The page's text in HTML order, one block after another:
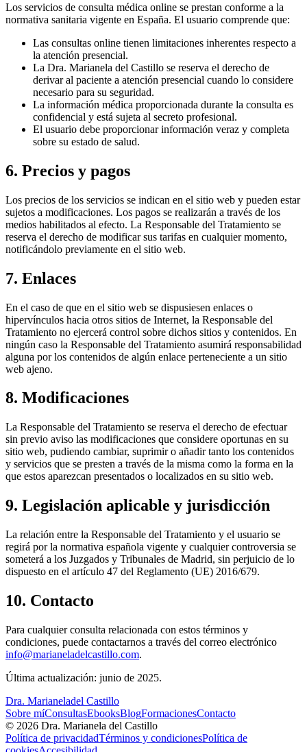
Los servicios de consulta médica online se prestan conforme a la
normativa sanitaria vigente en España. El usuario comprende que:
Las consultas online tienen limitaciones inherentes respecto a
la atención presencial.
La Dra. Marianela del Castillo se reserva el derecho de
derivar al paciente a atención presencial cuando lo considere
necesario para su seguridad.
La información médica proporcionada durante la consulta es
confidencial y está sujeta al secreto profesional.
El usuario debe proporcionar información veraz y completa
sobre su estado de salud.
6. Precios y pagos
Los precios de los servicios se indican en el sitio web y pueden estar
sujetos a modificaciones. Los pagos se realizarán a través de los
medios habilitados al efecto. La Responsable del Tratamiento se
reserva el derecho de modificar sus tarifas en cualquier momento,
notificándolo previamente en el sitio web.
7. Enlaces
En el caso de que en el sitio web se dispusiesen enlaces o
hipervínculos hacia otros sitios de Internet, la Responsable del
Tratamiento no ejercerá control sobre dichos sitios y contenidos. En
ningún caso la Responsable del Tratamiento asumirá responsabilidad
alguna por los contenidos de algún enlace perteneciente a un sitio
web ajeno.
8. Modificaciones
La Responsable del Tratamiento se reserva el derecho de efectuar
sin previo aviso las modificaciones que considere oportunas en su
sitio web, pudiendo cambiar, suprimir o añadir tanto los contenidos
y servicios que se presten a través de la misma como la forma en la
que estos aparezcan presentados o localizados en su sitio web.
9. Legislación aplicable y jurisdicción
La relación entre la Responsable del Tratamiento y el usuario se
regirá por la normativa española vigente y cualquier controversia se
someterá a los Juzgados y Tribunales de Madrid, sin perjuicio de lo
dispuesto en el artículo 47 del Reglamento (UE) 2016/679.
10. Contacto
Para cualquier consulta relacionada con estos términos y
condiciones, puede contactarnos a través del correo electrónico
info@marianeladelcastillo.com.
Última actualización: junio de 2025.
Dra. Marianeladel Castillo
Sobre míConsultasEbooksBlogFormacionesContacto
© 2026 Dra. Marianela del Castillo
Política de privacidadTérminos y condicionesPolítica de